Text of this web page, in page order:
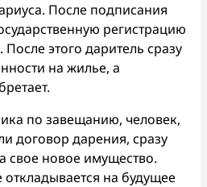
После подписания
регистрацию
этого даритель сразу
на жилье, а
по завещанию, человек,
договор дарения, сразу
свое новое имущество.
на будущее